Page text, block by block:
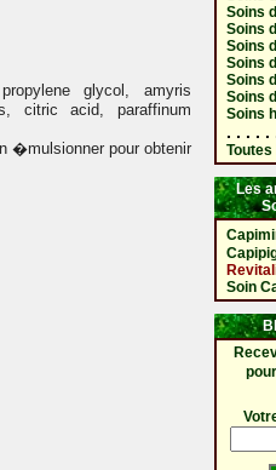
glycol, amyris
citric acid, paraffinum
�mulsionner pour obtenir
Soins
Soins
Soins
Soins
Soins
Soins
Soins
. . . . .
Les
Soin